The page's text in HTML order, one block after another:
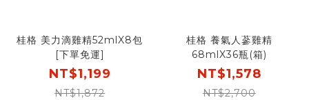
桂格 美力滴雞精52mlX8包
[下單免運]
NT$1,199
NT$1,872
桂格 養氣人蔘雞精
68mlX36瓶(箱)
NT$1,578
NT$2,700